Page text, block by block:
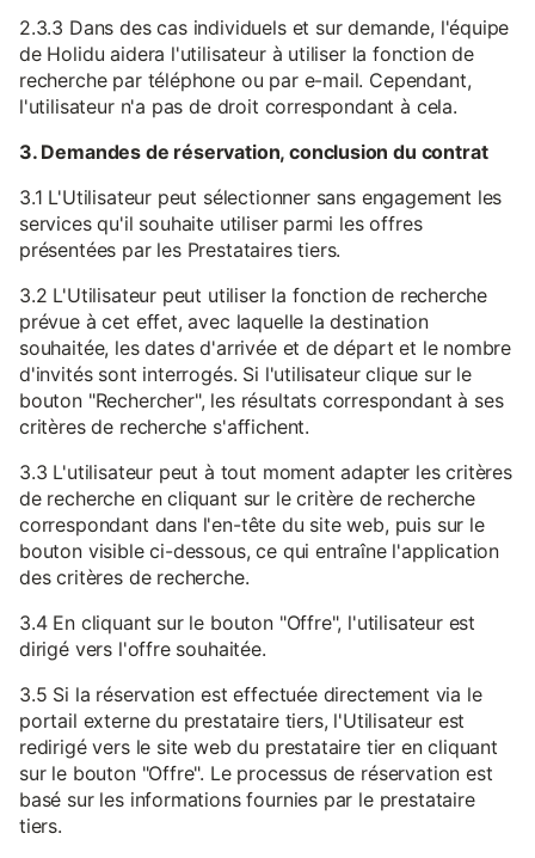
2.3.3 Dans des cas individuels et sur demande, l'équipe
de Holidu aidera l'utilisateur à utiliser la fonction de
recherche par téléphone ou par e-mail. Cependant,
l'utilisateur n'a pas de droit correspondant à cela.
3. Demandes de réservation, conclusion du contrat
3.1 L'Utilisateur peut sélectionner sans engagement les
services qu'il souhaite utiliser parmi les offres
présentées par les Prestataires tiers.
3.2 L'Utilisateur peut utiliser la fonction de recherche
prévue à cet effet, avec laquelle la destination
souhaitée, les dates d'arrivée et de départ et le nombre
d'invités sont interrogés. Si l'utilisateur clique sur le
bouton "Rechercher", les résultats correspondant à ses
critères de recherche s'affichent.
3.3 L'utilisateur peut à tout moment adapter les critères
de recherche en cliquant sur le critère de recherche
correspondant dans l'en-tête du site web, puis sur le
bouton visible ci-dessous, ce qui entraîne l'application
des critères de recherche.
3.4 En cliquant sur le bouton "Offre", l'utilisateur est
dirigé vers l'offre souhaitée.
3.5 Si la réservation est effectuée directement via le
portail externe du prestataire tiers, l'Utilisateur est
redirigé vers le site web du prestataire tier en cliquant
sur le bouton "Offre". Le processus de réservation est
basé sur les informations fournies par le prestataire
tiers.